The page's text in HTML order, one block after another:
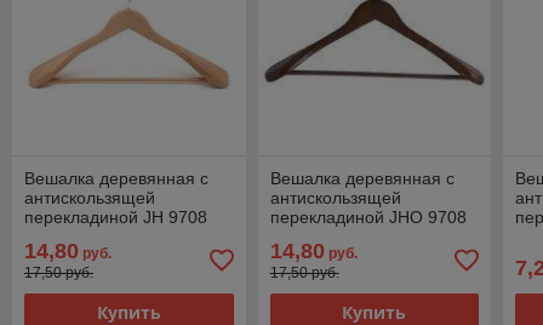
Вешалка деревянная с
антискользящей
перекладиной JH 9708
14,80 руб.
17,50 руб.
Купить
Вешалка деревянная с
антискользящей
перекладиной JHО 9708
14,80 руб.
17,50 руб.
Купить